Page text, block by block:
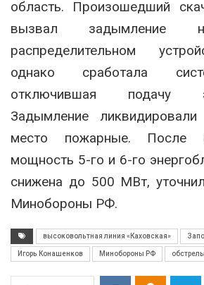
область. Произошедший
вызвал задымление
распределительном
однако сработала
отключившая подачу
Задымление
место пожарные. После
мощность 5-го и 6-го
снижена до 500 МВт,
Минобороны РФ.
высоковольтная линия «Каховская»
Игорь Конашенков Минобороны РФ